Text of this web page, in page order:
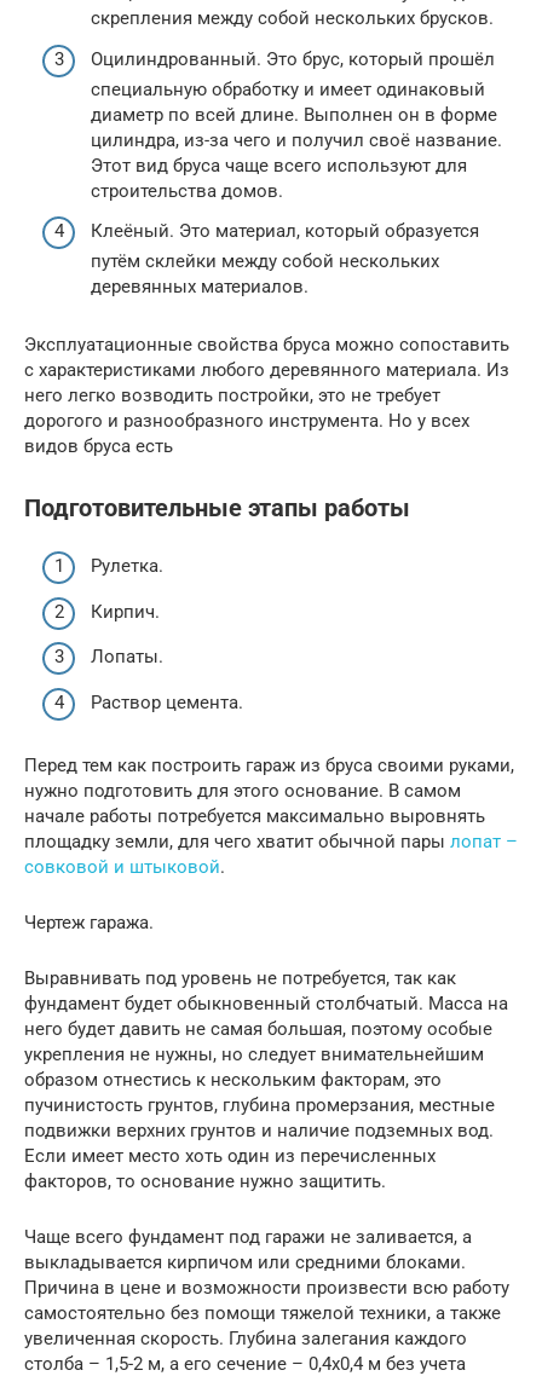
скрепления между собой нескольких брусков.
Оцилиндрованный. Это брус, который прошёл
специальную обработку и имеет одинаковый
диаметр по всей длине. Выполнен он в форме
цилиндра, из-за чего и получил своё название.
Этот вид бруса чаще всего используют для
строительства домов.
Клеёный. Это материал, который образуется
путём склейки между собой нескольких
деревянных материалов.
Эксплуатационные свойства бруса можно сопоставить
с характеристиками любого деревянного материала. Из
него легко возводить постройки, это не требует
дорогого и разнообразного инструмента. Но у всех
видов бруса есть
Подготовительные этапы работы
Рулетка.
Кирпич.
Лопаты.
Раствор цемента.
Перед тем как построить гараж из бруса своими руками,
нужно подготовить для этого основание. В самом
начале работы потребуется максимально выровнять
площадку земли, для чего хватит обычной пары лопат –
совковой и штыковой.
Чертеж гаража.
Выравнивать под уровень не потребуется, так как
фундамент будет обыкновенный столбчатый. Масса на
него будет давить не самая большая, поэтому особые
укрепления не нужны, но следует внимательнейшим
образом отнестись к нескольким факторам, это
пучинистость грунтов, глубина промерзания, местные
подвижки верхних грунтов и наличие подземных вод.
Если имеет место хоть один из перечисленных
факторов, то основание нужно защитить.
Чаще всего фундамент под гаражи не заливается, а
выкладывается кирпичом или средними блоками.
Причина в цене и возможности произвести всю работу
самостоятельно без помощи тяжелой техники, а также
увеличенная скорость. Глубина залегания каждого
столба – 1,5-2 м, а его сечение – 0,4х0,4 м без учета